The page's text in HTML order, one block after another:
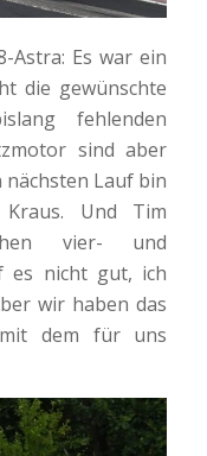
Astra: Es war ein
die gewünschte
fehlenden
sind aber
nächsten Lauf bin
Und Tim
vier- und
es nicht gut, ich
wir haben das
dem für uns